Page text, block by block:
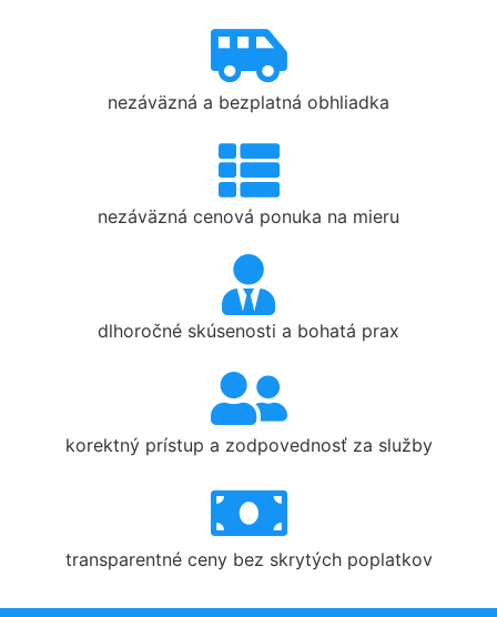
nezáväzná a bezplatná obhliadka
nezáväzná cenová ponuka na mieru
dlhoročné skúsenosti a bohatá prax
korektný prístup a zodpovednosť za služby
transparentné ceny bez skrytých poplatkov